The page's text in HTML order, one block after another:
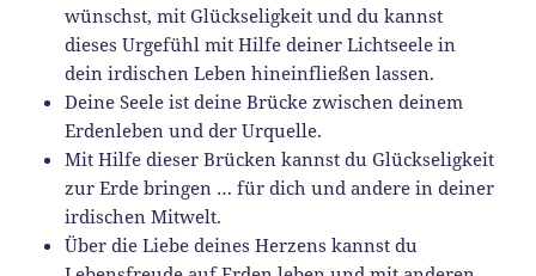
wünschst, mit Glückseligkeit und du kannst
dieses Urgefühl mit Hilfe deiner Lichtseele in
dein irdischen Leben hineinfließen lassen.
Deine Seele ist deine Brücke zwischen deinem
Erdenleben und der Urquelle.
Mit Hilfe dieser Brücken kannst du Glückseligkeit
zur Erde bringen … für dich und andere in deiner
irdischen Mitwelt.
Über die Liebe deines Herzens kannst du